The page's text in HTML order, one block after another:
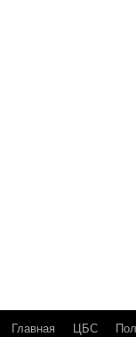
Перейти
Главная ЦБС